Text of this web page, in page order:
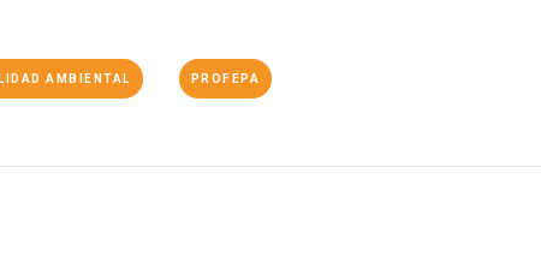
AMBIENTAL PROFEPA